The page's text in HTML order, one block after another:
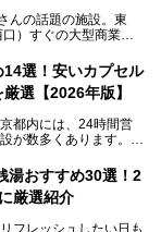
銭湯なのか、その気に
順番で一挙にご紹介
んの話題の施設。東
）すぐの大型商業施
プン。施設の様子をレ
選！安いカプセル
選【2026年版】
都内には、24時間営
が数多くあります。
ご褒美のための宿泊な
だけサ活ができるのが
湯おすすめ30選！2
厳選紹介
フレッシュしたい日も